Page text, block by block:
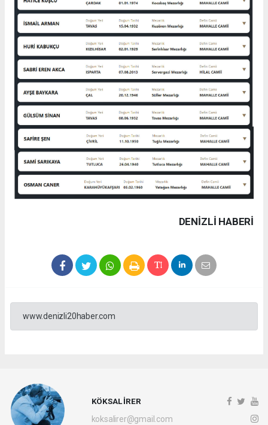
DENIZLI HABERİ
www.denizli20haber.com
KÖKSAL İRER
koksalirer@gmail.com